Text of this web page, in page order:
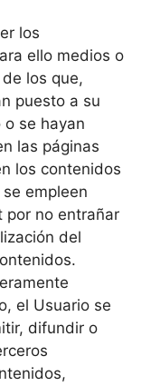
los
ello medios o
los que,
puesto a su
se hayan
las páginas
los contenidos
empleen
por no entrañar
del
el Usuario se
difundir o